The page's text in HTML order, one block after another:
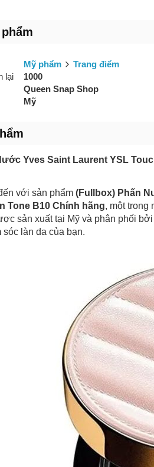
Mỹ phẩm
Trang điểm
lại
1000
Queen Snap Shop
Mỹ
Yves Saint Laurent YSL
với sản phẩm (Fullbox) Phấn
Tone B10 Chính hãng, một trong
sản xuất tại Mỹ và phân phối bởi
sóc làn da của bạn.